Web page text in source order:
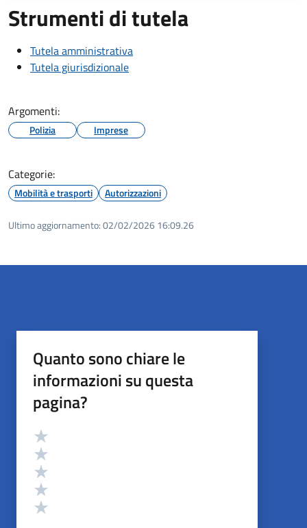
Strumenti di tutela
Tutela amministrativa
Tutela giurisdizionale
Argomenti:
Polizia Imprese
Categorie:
Mobilità e trasporti Autorizzazioni
Ultimo aggiornamento:02/02/2026 16:09.26
Quanto sono chiare le
informazioni su questa
pagina?
Valutazione